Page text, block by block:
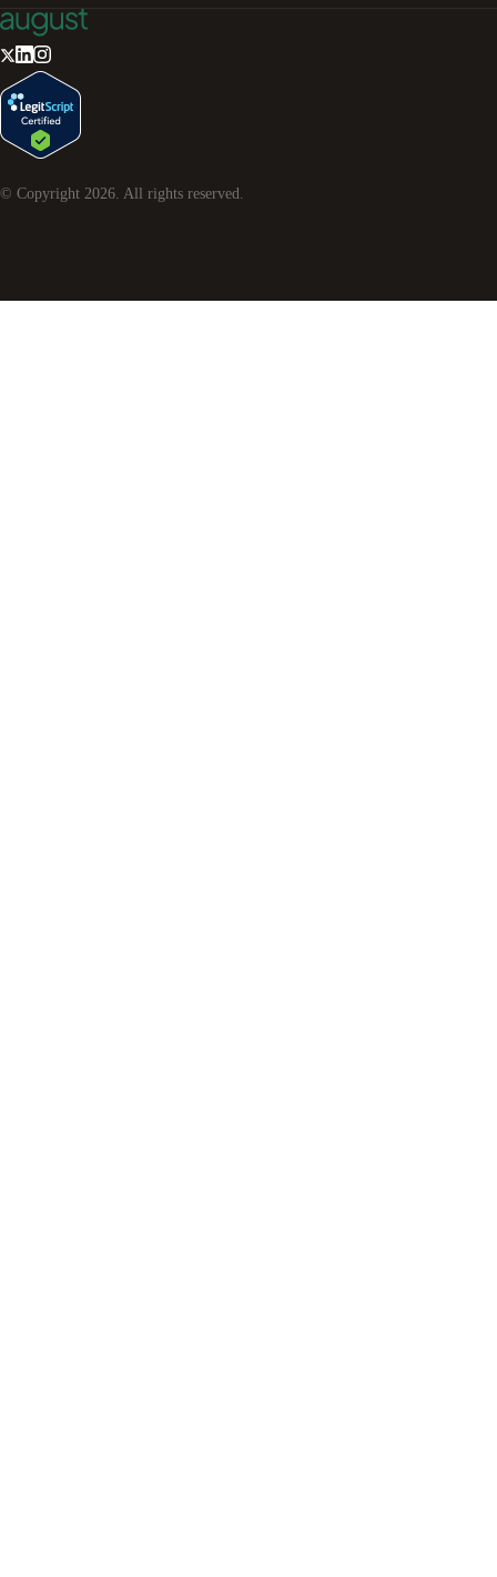
© Copyright 2026 . All rights reserved.